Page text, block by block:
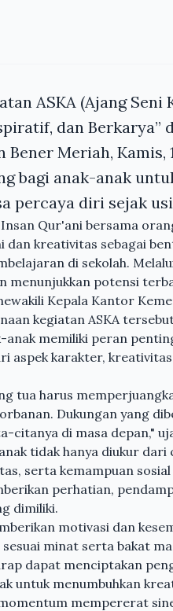
ASKA (Ajang Seni
dan Berkarya”
Meriah, Kamis,
bagi anak-anak
percaya diri sejak
Qur'ani bersama
kreativitas sebagai
di sekolah.
potensi
Kepala Kantor
kegiatan ASKA
memiliki peran
aspek karakter,
tua harus
Dukungan yang
citanya di masa depan,"
tidak hanya diukur dari
serta kemampuan sosial
perhatian,
dimiliki.
motivasi dan
minat serta bakat
dapat menciptakan
untuk menumbuhkan
mempererat